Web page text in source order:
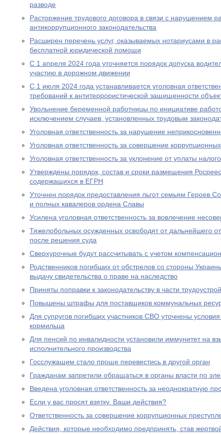
разводе
Расторжение трудового договора в связи с нарушением
антикоррупционного законодательства
Расширен перечень услуг, оказываемых нотариусами в
бесплатной юридической помощи
С 1 апреля 2024 года уточняется порядок допуска
участию в дорожном движении
С 1 июля 2024 года устанавливается уголовная
требований к антитеррористической защищенности
Увольнение беременной работницы по инициативе
исключением случаев, установленных трудовым
Уголовная ответственность за нарушение
Уголовная ответственность за совершение
Уголовная ответственность за уклонение от уплаты
Утверждены порядок, состав и сроки размещения
содержащихся в ЕГРН
Уточнен порядок предоставления льгот семьям Героев
и полных кавалеров ордена Славы
Усилена уголовная ответственность за вовлечение
Тяжелобольных осужденных освободят от дальнейшего
после решения суда
Сверхурочные будут рассчитывать с учетом
Родственников погибших от обстрелов со стороны
выдачу свидетельства о праве на наследство
Приняты поправки к законодательству в части
Повышены штрафы для поставщиков коммунальных
Для супругов погибших участников СВО уточнены
кормильца
Для пенсий по инвалидности установили иммунитет на
исполнительного производства
Госслужащим стало проще перевестись в другой орган
Гражданам запретили обращаться в органы власти по
Введена уголовная ответственность за неоднократную
Если у вас просят взятку. Ваши действия?
Ответственность за совершение коррупционных
Действия, которые необходимо предпринять, став